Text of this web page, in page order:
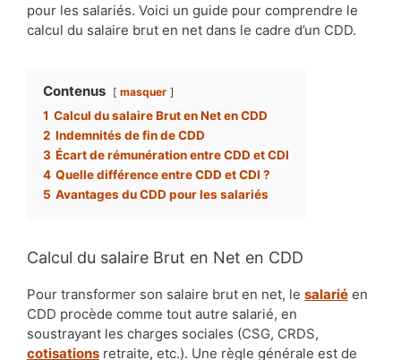
pour les salariés. Voici un guide pour comprendre le
calcul du salaire brut en net dans le cadre d’un CDD.
Contenus masquer
1 Calcul du salaire Brut en Net en CDD
2 Indemnités de fin de CDD
3 Écart de rémunération entre CDD et CDI
4 Quelle différence entre CDD et CDI ?
5 Avantages du CDD pour les salariés
Calcul du salaire Brut en Net en CDD
Pour transformer son salaire brut en net, le salarié en
CDD procède comme tout autre salarié, en
soustrayant les charges sociales (CSG, CRDS,
cotisations retraite, etc.). Une règle générale est de